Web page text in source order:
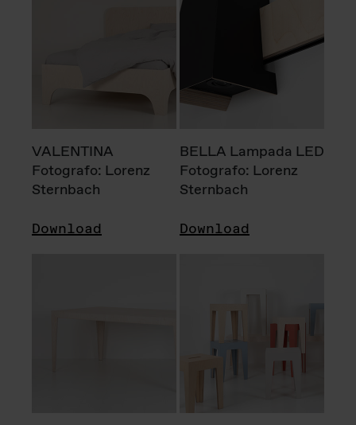
VALENTINA
Fotografo: Lorenz
Sternbach
Download
BELLA Lampada LED
Fotografo: Lorenz
Sternbach
Download